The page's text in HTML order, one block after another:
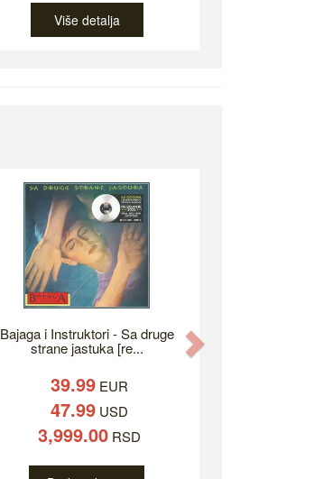
Više detalja
Bajaga i Instruktori - Sa druge
strane jastuka [re...
39.99EUR
47.99USD
3,999.00RSD